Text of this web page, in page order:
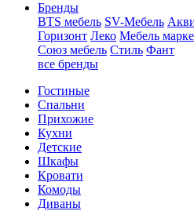
Бренды
BTS мебель SV-Мебель
Горизонт Леко Мебель
Союз мебель Стиль Фант
все бренды
Гостиные
Спальни
Прихожие
Кухни
Детские
Шкафы
Кровати
Комоды
Диваны